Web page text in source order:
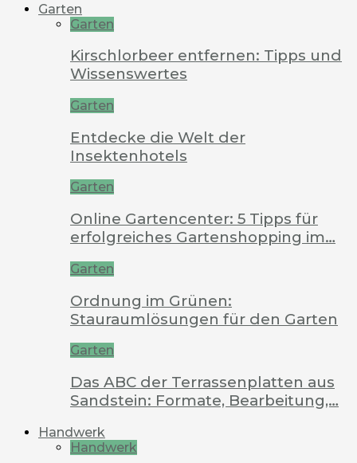
Garten
Garten
Kirschlorbeer entfernen: Tipps und
Wissenswertes
Garten
Entdecke die Welt der
Insektenhotels
Garten
Online Gartencenter: 5 Tipps für
erfolgreiches Gartenshopping im…
Garten
Ordnung im Grünen:
Stauraumlösungen für den Garten
Garten
Das ABC der Terrassenplatten aus
Sandstein: Formate, Bearbeitung,…
Handwerk
Handwerk